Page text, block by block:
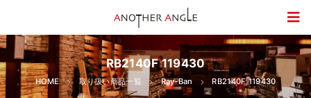
RB2140F 119430
HOME 取り扱い商品一覧 Ray-Ban RB2140F 119430